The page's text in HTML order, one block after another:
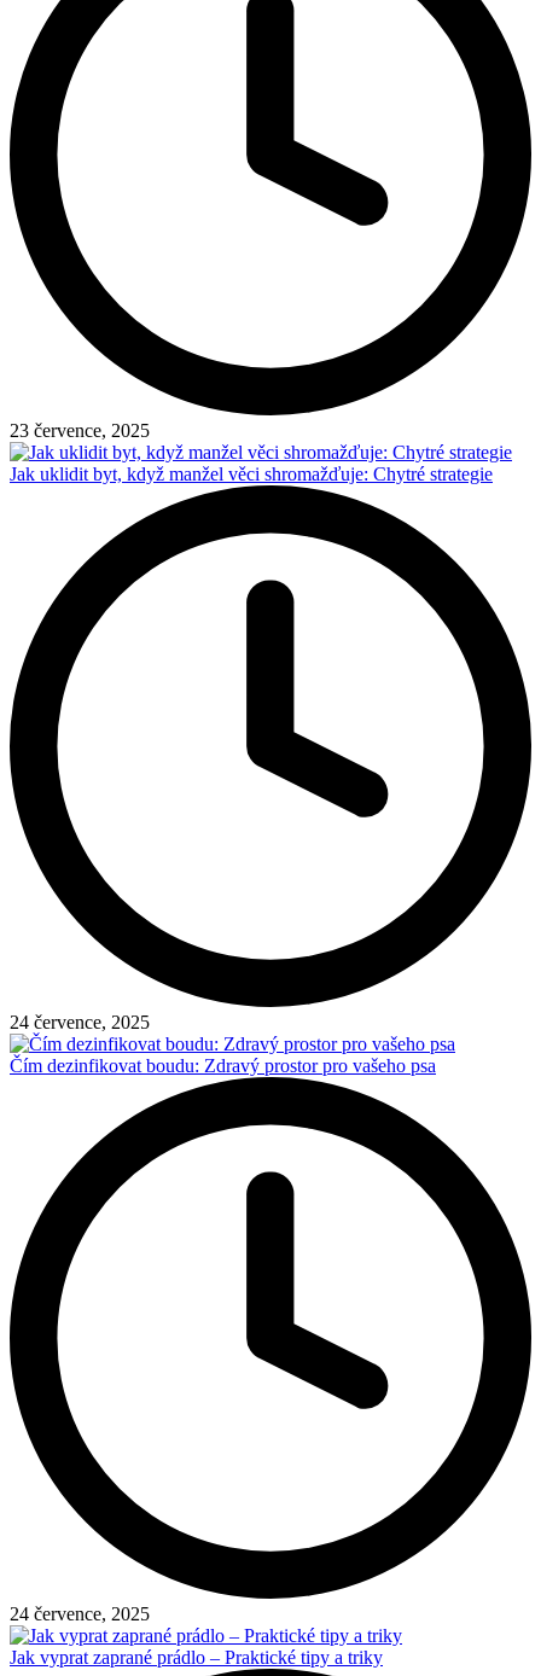
23 července, 2025
Jak uklidit byt, když manžel věci shromažďuje: Chytré strategie
24 července, 2025
Čím dezinfikovat boudu: Zdravý prostor pro vašeho psa
24 července, 2025
Jak vyprat zaprané prádlo – Praktické tipy a triky